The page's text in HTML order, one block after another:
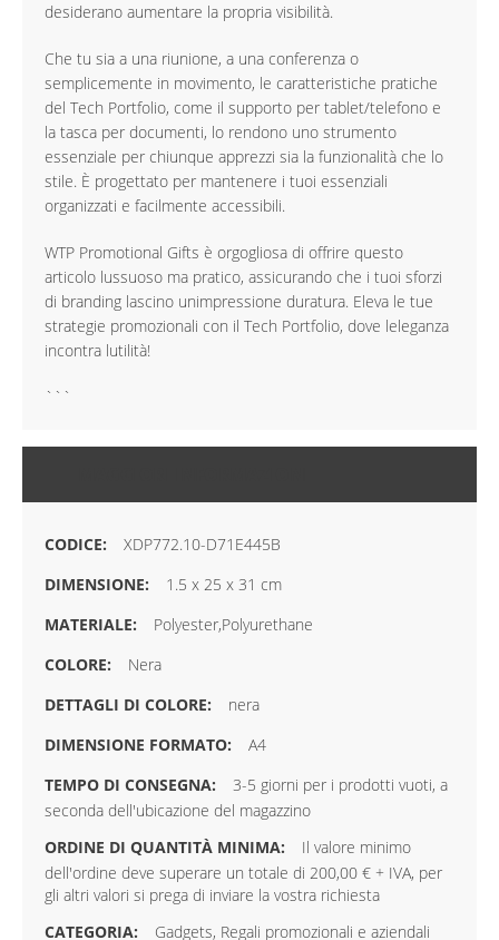
desiderano aumentare la propria visibilità.
Che tu sia a una riunione, a una conferenza o
semplicemente in movimento, le caratteristiche pratiche
del Tech Portfolio, come il supporto per tablet/telefono e
la tasca per documenti, lo rendono uno strumento
essenziale per chiunque apprezzi sia la funzionalità che lo
stile. È progettato per mantenere i tuoi essenziali
organizzati e facilmente accessibili.
WTP Promotional Gifts è orgogliosa di offrire questo
articolo lussuoso ma pratico, assicurando che i tuoi sforzi
di branding lascino unimpressione duratura. Eleva le tue
strategie promozionali con il Tech Portfolio, dove leleganza
incontra lutilità!
```
XDP772.10-D71E445B
1.5 x 25 x 31 cm
Polyester,Polyurethane
Nera
nera
A4
3-5 giorni per i prodotti vuoti, a
seconda dell'ubicazione del magazzino
Il valore minimo
dell'ordine deve superare un totale di 200,00 € + IVA, per
gli altri valori si prega di inviare la vostra richiesta
Gadgets, Regali promozionali e aziendali